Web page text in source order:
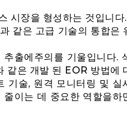
시장을 형성하는 것입니다.
같은 고급 기술의 통합은
출에주의를 기울입니다.
같은 개발 된 EOR 방법에
기술, 원격 모니터링 및 실
이는 데 중요한 역할을하